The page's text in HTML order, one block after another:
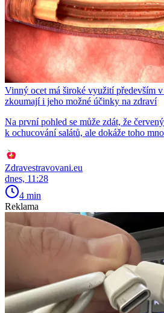
Vinný ocet má široké využití především
zkoumají i jeho možné účinky na zdraví
Na první pohled se může zdát, že
k ochucování salátů, ale dokáže toho
Zdravestravovani.eu
dnes, 11:28
4 min
Reklama